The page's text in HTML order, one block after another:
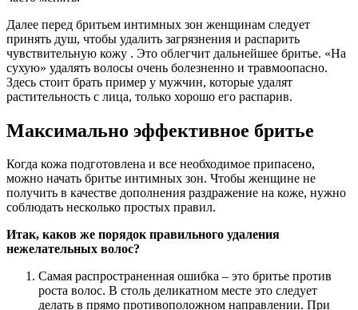
Далее перед бритьем интимных зон женщинам следует
принять душ, чтобы удалить загрязнения и распарить
чувствительную кожу . Это облегчит дальнейшее бритье. «На
сухую» удалять волосы очень болезненно и травмоопасно.
Здесь стоит брать пример у мужчин, которые удалят
растительность с лица, только хорошо его распарив.
Максимально эффективное бритье
Когда кожа подготовлена и все необходимое припасено,
можно начать бритье интимных зон. Чтобы женщине не
получить в качестве дополнения раздражение на коже, нужно
соблюдать несколько простых правил.
Итак, каков же порядок правильного удаления
нежелательных волос?
Самая распространенная ошибка – это бритье против
роста волос. В столь деликатном месте это следует
делать в прямо противоположном направлении. При